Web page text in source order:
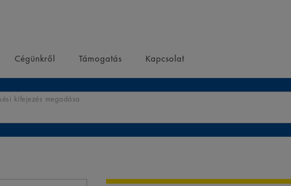
Cégünkről Támogatás Kapcsolat
kifejezés megadása